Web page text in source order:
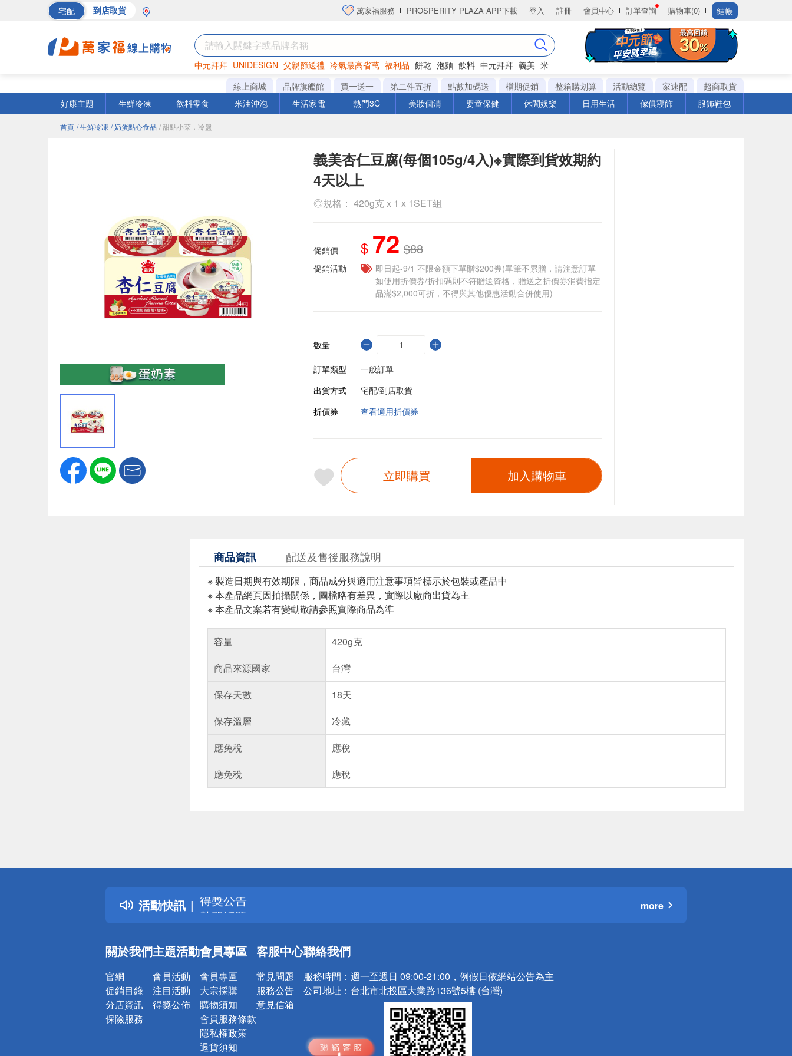
宅配 到店取貨 萬家福服務 PROSPERITY PLAZA APP下載 登入 註冊 會員中心 訂單查詢 購物車(0) 結帳
中元拜拜 UNIDESIGN 父親節送禮 冷氣最高省萬 福利品 餅乾 泡麵 飲料 中元拜拜 義美 米
巧克力 罐頭 衛生紙
線上商城 品牌旗艦館 買一送一 第二件五折 點數加碼送 檔期促銷 整箱購划算 活動總覽 家速配
超商取貨
好康主題
生鮮冷凍 飲料零食 米油沖泡 生活家電 熱門3C 美妝個清 嬰童保健 休閒娛樂 日用生活 傢俱寢飾 服飾鞋包
首頁 / 生鮮冷凍 / 奶蛋點心食品 / 甜點小菜．冷盤
義美杏仁豆腐(每個105g/4入)※實際到貨效期約
4天以上
◎規格： 420g克 x 1 x 1SET組
促銷價 $ 72 $88
促銷活動
即日起-9/1 不限金額下單贈$200券(單筆不累贈，請注意訂單
如使用折價券/折扣碼則不符贈送資格，贈送之折價券消費指定
品滿$2,000可折，不得與其他優惠活動合併使用)
數量
訂單類型
一般訂單
出貨方式
宅配/到店取貨
折價券
查看適用折價券
立即購買 加入購物車
商品資訊 配送及售後服務說明
※ 製造日期與有效期限，商品成分與適用注意事項皆標示於包裝或產品中
※ 本產品網頁因拍攝關係，圖檔略有差異，實際以廠商出貨為主
※ 本產品文案若有變動敬請參照實際商品為準
容量
420g克
商品來源國家
台灣
保存天數
18天
保存溫層
冷藏
應免稅
應稅
應免稅
應稅
活動快訊
詐騙網頁！請小心！
得獎公告
熱門話題
銀行優惠
詐騙網頁！請小心！
more
關於我們
官網
促銷目錄
分店資訊
保險服務
主題活動
會員活動
注目活動
得獎公佈
會員專區
會員專區
大宗採購
購物須知
會員服務條款
隱私權政策
退貨須知
客服中心
常見問題
服務公告
意見信箱
聯絡我們
服務時間： 週一至週日 09:00-21:00，例假日依網站公告為主
公司地址： 台北市北投區大業路136號5樓 (台灣)